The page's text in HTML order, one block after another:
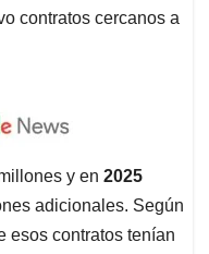
contratos cercanos a
y en 2025
adicionales. Según
esos contratos tenían